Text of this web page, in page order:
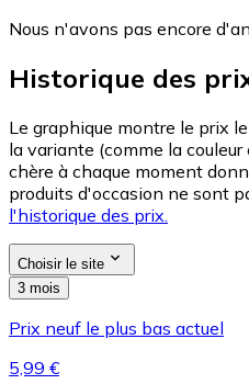
Nous n'avons pas encore
Historique des
Le graphique montre le prix
la variante (comme la
chère à chaque moment
produits d'occasion ne sont
l'historique des prix.
Choisir le site
3 mois
Prix neuf le plus bas actuel
5,99 €